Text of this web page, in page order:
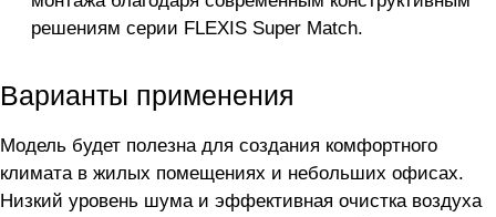
решениям серии FLEXIS Super Match.
Варианты применения
Модель будет полезна для создания комфортного
климата в жилых помещениях и небольших офисах.
Низкий уровень шума и эффективная очистка воздуха